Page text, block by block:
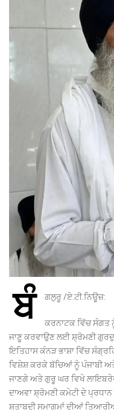
ਬੰ ਗਲੁਰੂ /ਏ.ਟੀ.ਨਿਊਜ਼:
ਕਰਨਾਟਕ ਵਿੱਚ ਸੰਗਤ
ਜਾਣੂ ਕਰਵਾਉਣ ਲਈ ਸ਼੍ਰੋਮਣੀ
ਇਤਿਹਾਸ ਕੰਨੜ ਭਾਸ਼ਾ ਵਿੱਚ
ਵਿਸ਼ੇਸ਼ ਕਰਕੇ ਬੱਚਿਆਂ ਨੂੰ ਪੰਜਾਬੀ
ਜਾਣਗੇ ਅਤੇ ਗੁਰੂ ਘਰ ਵਿਖੇ
ਦਾਅਵਾ ਸ਼੍ਰੋਮਣੀ ਕਮੇਟੀ ਦੇ
ਸ਼ਤਾਬਦੀ ਸਮਾਗਮਾਂ ਦੀਆਂ